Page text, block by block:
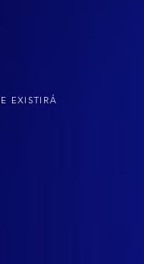
EXISTIRÁ